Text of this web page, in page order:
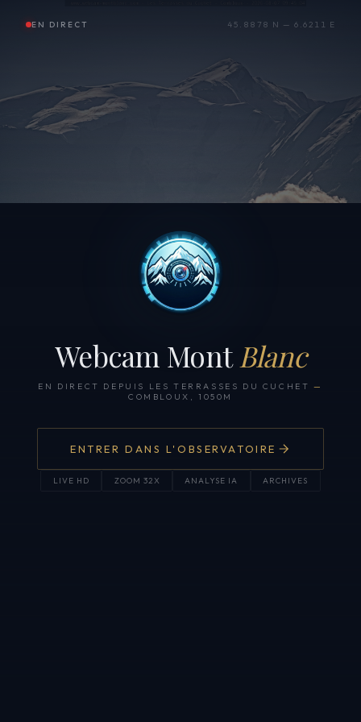
EN DIRECT 45.8878 N — 6.6211 E
Webcam Mont Blanc
EN DIRECT DEPUIS LES TERRASSES DU CUCHET —
COMBLOUX, 1050M
ENTRER DANS L'OBSERVATOIRE
LIVE HD ZOOM 32X ANALYSE IA ARCHIVES